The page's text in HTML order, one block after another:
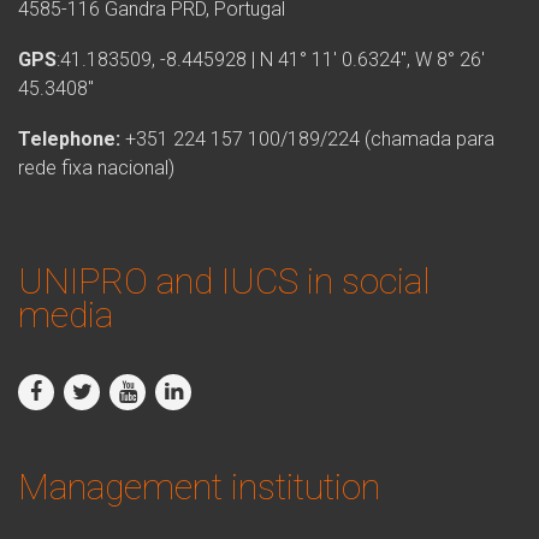
4585-116 Gandra PRD, Portugal
GPS:41.183509, -8.445928 | N 41° 11′ 0.6324″, W 8° 26′
45.3408″
Telephone: +351 224 157 100/189/224 (chamada para
rede fixa nacional)
UNIPRO and IUCS in social
media
Management institution